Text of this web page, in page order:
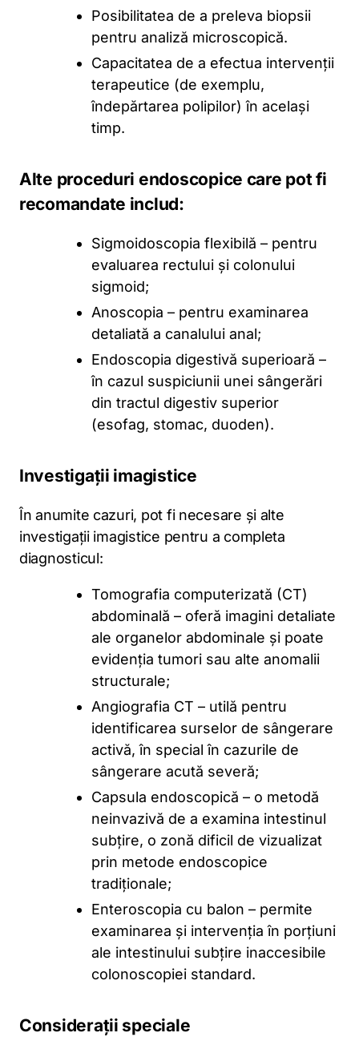
Posibilitatea de a preleva biopsii
pentru analiză microscopică.
Capacitatea de a efectua intervenții
terapeutice (de exemplu,
îndepărtarea polipilor) în același
timp.
Alte proceduri endoscopice care pot fi
recomandate includ:
Sigmoidoscopia flexibilă – pentru
evaluarea rectului și colonului
sigmoid;
Anoscopia – pentru examinarea
detaliată a canalului anal;
Endoscopia digestivă superioară –
în cazul suspiciunii unei sângerări
din tractul digestiv superior
(esofag, stomac, duoden).
Investigații imagistice
În anumite cazuri, pot fi necesare și alte
investigații imagistice pentru a completa
diagnosticul:
Tomografia computerizată (CT)
abdominală – oferă imagini detaliate
ale organelor abdominale și poate
evidenția tumori sau alte anomalii
structurale;
Angiografia CT – utilă pentru
identificarea surselor de sângerare
activă, în special în cazurile de
sângerare acută severă;
Capsula endoscopică – o metodă
neinvazivă de a examina intestinul
subțire, o zonă dificil de vizualizat
prin metode endoscopice
tradiționale;
Enteroscopia cu balon – permite
examinarea și intervenția în porțiuni
ale intestinului subțire inaccesibile
colonoscopiei standard.
Considerații speciale